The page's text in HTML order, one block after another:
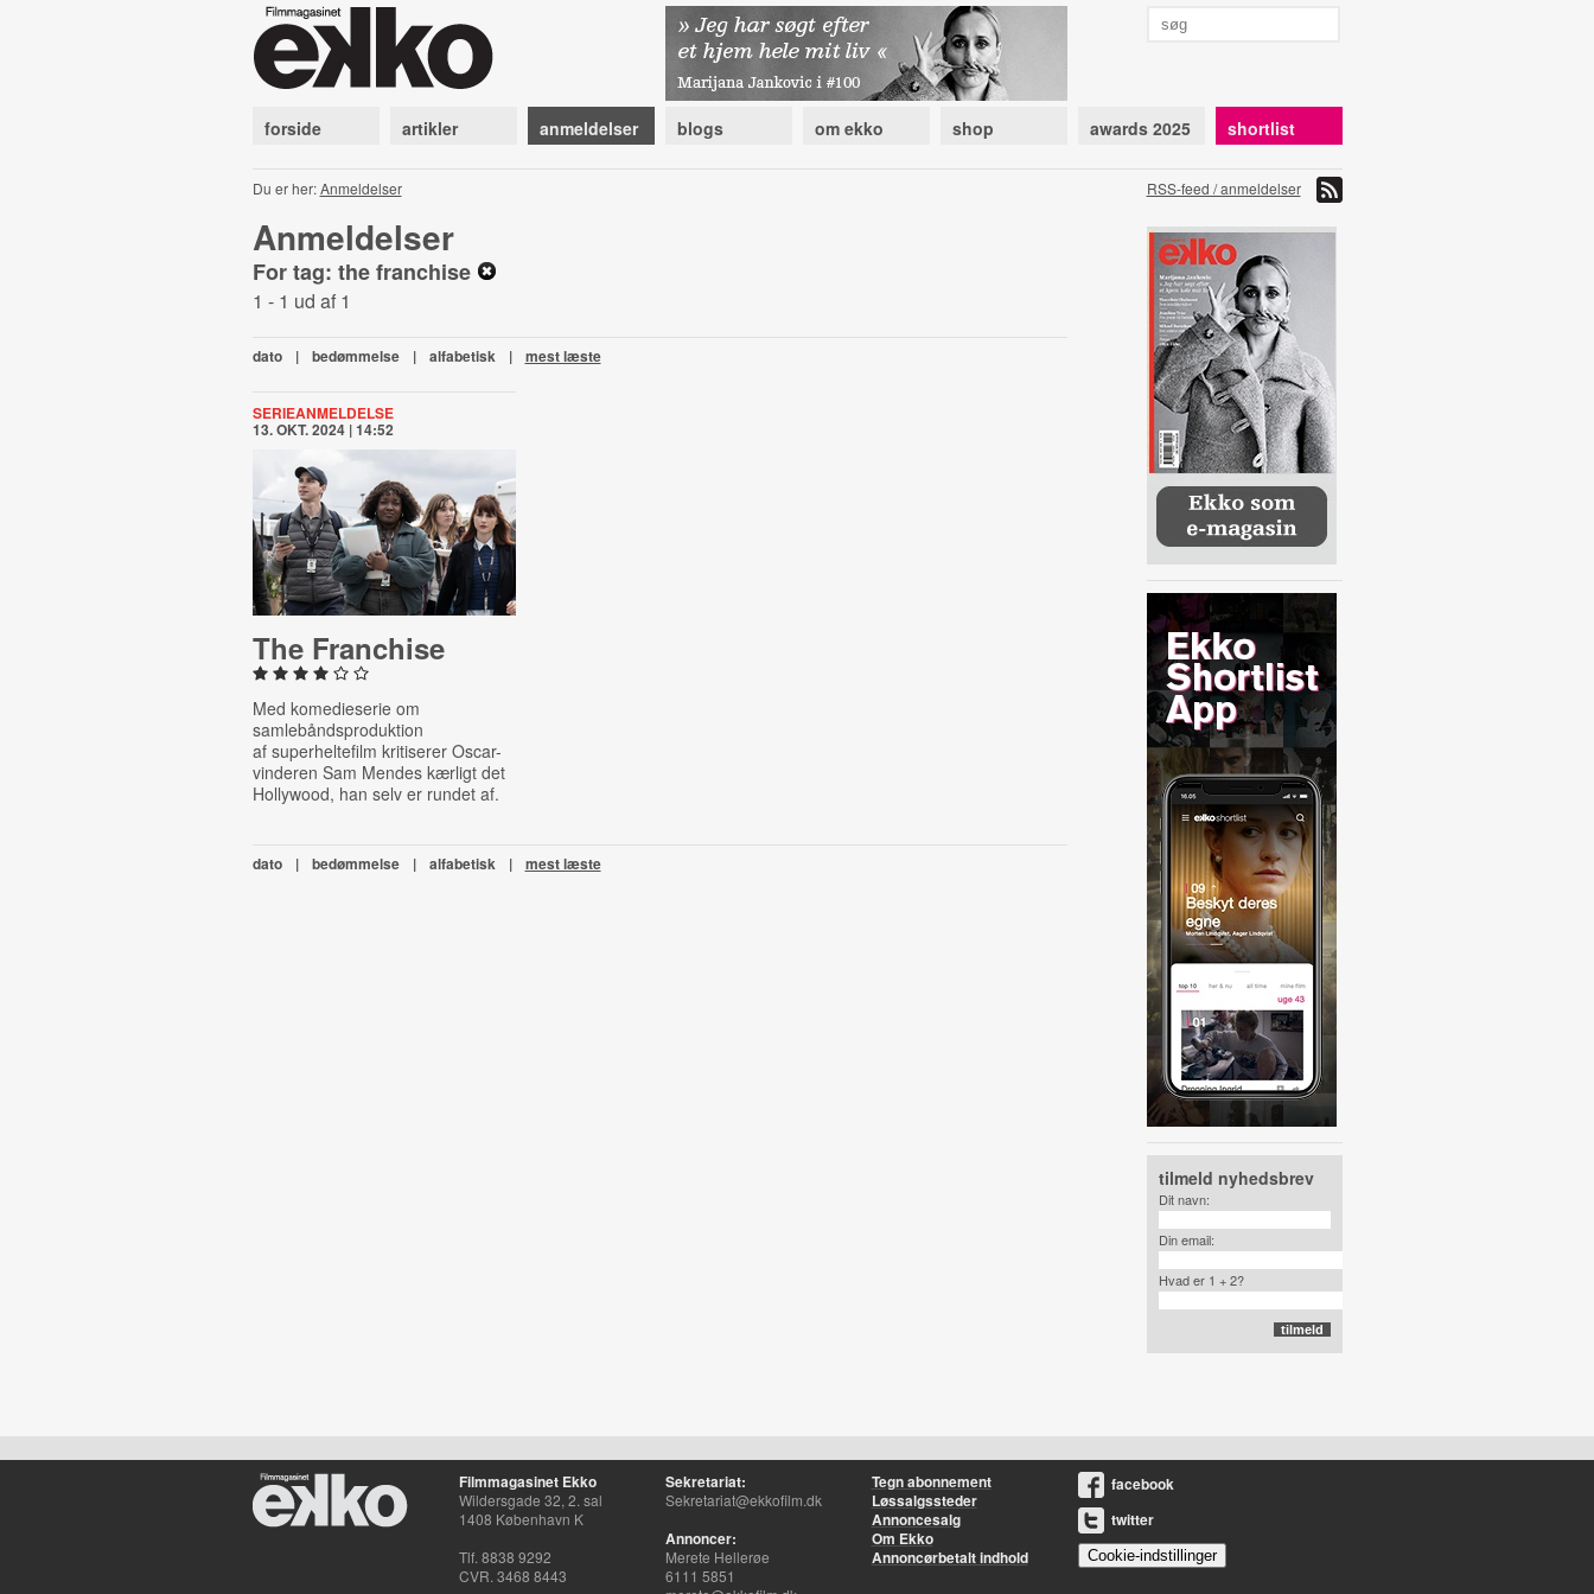
forside artikler anmeldelser blogs om ekko shop awards 2025 shortlist
Du er her:Anmeldelser RSS-feed / anmeldelser
Anmeldelser
For tag: the franchise
1 - 1 ud af 1
dato | bedømmelse | alfabetisk | mest læste
SERIEANMELDELSE
13. OKT. 2024 | 14:52
The Franchise
Med komedieserie om
samlebåndsproduktion
af superheltefilm kritiserer Oscar-
vinderen Sam Mendes kærligt det
Hollywood, han selv er rundet af.
dato | bedømmelse | alfabetisk | mest læste
tilmeld nyhedsbrev
Dit navn:
Din email:
Hvad er 1 + 2?
Filmmagasinet Ekko
Wildersgade 32, 2. sal
1408 København K
Tlf. 8838 9292
CVR. 3468 8443
Sekretariat:
Sekretariat@ekkofilm.dk
Annoncer:
Merete Hellerøe
6111 5851
Tegn abonnement
Løssalgssteder
Annoncesalg
Om Ekko
Annoncørbetalt indhold
facebook
twitter
Cookie-indstillinger